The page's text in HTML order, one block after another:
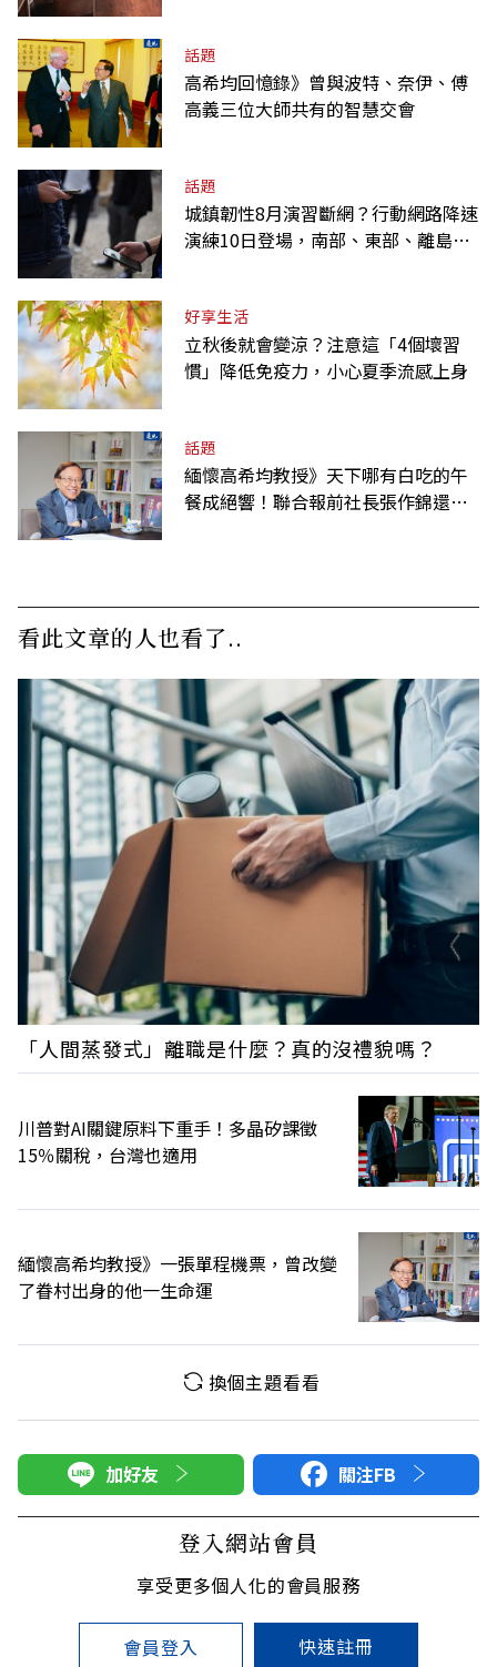
話題
高希均回憶錄》曾與波特、奈伊、傅
高義三位大師共有的智慧交會
話題
城鎮韌性8月演習斷網？行動網路降速
演練10日登場，南部、東部、離島為
好享生活
立秋後就會變涼？注意這「4個壞習
慣」降低免疫力，小心夏季流感上身
話題
緬懷高希均教授》天下哪有白吃的午
餐成絕響！聯合報前社長張作錦還原
看此文章的人也看了..
「人間蒸發式」離職是什麼？真的沒禮貌嗎？
川普對AI關鍵原料下重手！多晶矽課徵
15％關稅，台灣也適用
緬懷高希均教授》一張單程機票，曾改變
了眷村出身的他一生命運
換個主題看看
加好友 關注FB
登入網站會員
享受更多個人化的會員服務
會員登入 快速註冊